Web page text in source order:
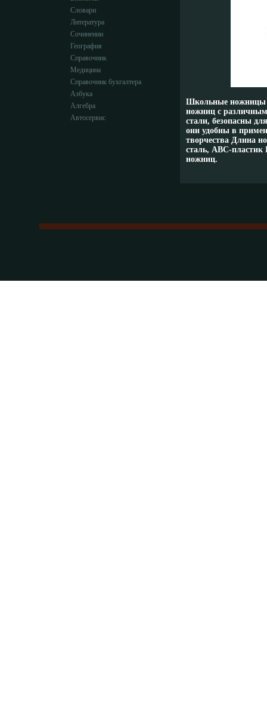
Словари
Литература
Сочинении
География
Справочник
Медицина
Справочник бухгалтера
Азбука
Алгебра
Автосервис
Школьные ножницы
ножниц с
стали, безопасны
они удобны в
творчества Длина
сталь, АВС-пластик
ножниц.